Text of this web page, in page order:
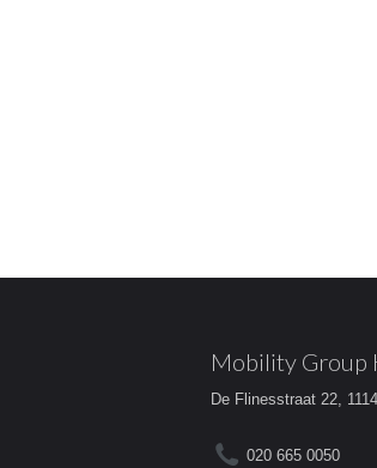
Mobility Group
De Flinesstraat 22,
020 665 0050